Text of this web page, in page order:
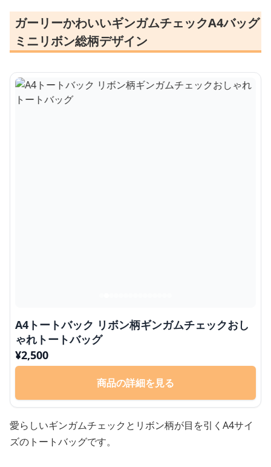
ガーリーかわいいギンガムチェックA4バッグ
ミニリボン総柄デザイン
A4トートバック リボン柄ギンガムチェックおし
ゃれトートバッグ
¥2,500
商品の詳細を見る
愛らしいギンガムチェックとリボン柄が目を引くA4サイ
ズのトートバッグです。